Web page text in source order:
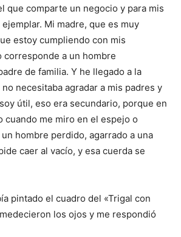
que comparte un negocio y para mis
Mi madre, que es muy
estoy cumpliendo con mis
corresponde a un hombre
de familia. Y he llegado a la
necesitaba agradar a mis padres y
útil, eso era secundario, porque en
cuando me miro en el espejo o
hombre perdido, agarrado a una
caer al vacío, y esa cuerda se
pintado el cuadro del «Trigal con
los ojos y me respondió